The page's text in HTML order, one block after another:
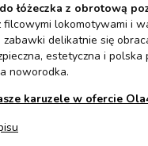
łóżeczka z obrotową
lokomotywami i
delikatnie się
estetyczna i polska
noworodka.
karuzele w ofercie